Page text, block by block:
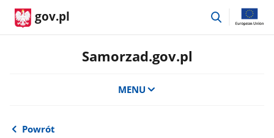
gov.pl
przejdź
Samorzad.gov.pl
MENU
Powrót